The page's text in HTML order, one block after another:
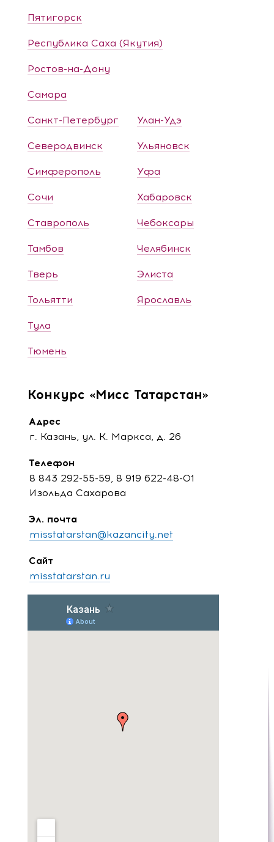
Пятигорск
Республика Саха (Якутия)
Ростов-на-Дону
Самара
Санкт-Петербург
Северодвинск
Симферополь
Сочи
Ставрополь
Тамбов
Тверь
Тольятти
Тула
Тюмень
Улан-Удэ
Ульяновск
Уфа
Хабаровск
Чебоксары
Челябинск
Элиста
Ярославль
Конкурс «Мисс Татарстан»
Адрес
г. Казань, ул. К. Маркса, д. 26
Телефон
8 843 292-55-59, 8 919 622-48-01
Изольда Сахарова
Эл. почта
misstatarstan@kazancity.net
Сайт
misstatarstan.ru